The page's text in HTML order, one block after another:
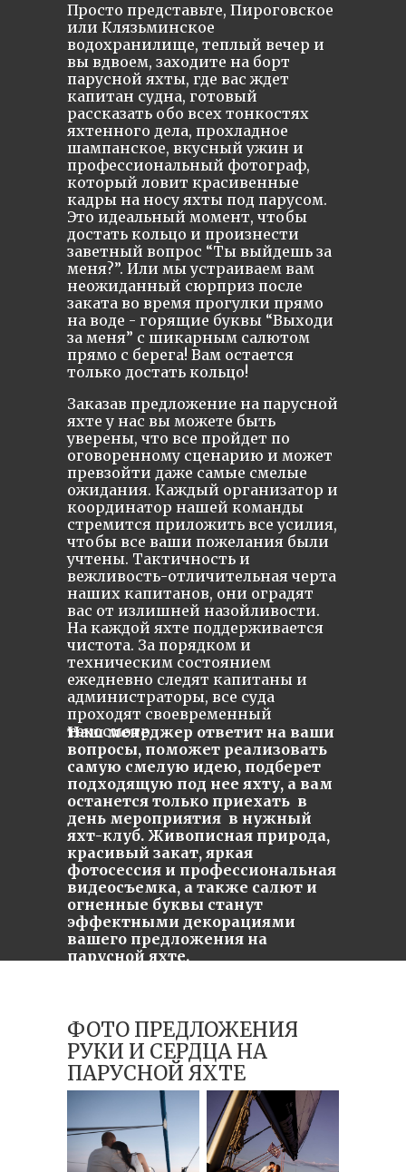
Просто представьте, Пироговское
или Клязьминское
водохранилище, теплый вечер и
вы вдвоем, заходите на борт
парусной яхты, где вас ждет
капитан судна, готовый
рассказать обо всех тонкостях
яхтенного дела, прохладное
шампанское, вкусный ужин и
профессиональный фотограф,
который ловит красивенные
кадры на носу яхты под парусом.
Это идеальный момент, чтобы
достать кольцо и произнести
заветный вопрос “Ты выйдешь за
меня?”. Или мы устраиваем вам
неожиданный сюрприз после
заката во время прогулки прямо
на воде - горящие буквы “Выходи
за меня” с шикарным салютом
прямо с берега! Вам остается
только достать кольцо!
Заказав предложение на парусной
яхте у нас вы можете быть
уверены, что все пройдет по
оговоренному сценарию и может
превзойти даже самые смелые
ожидания. Каждый организатор и
координатор нашей команды
стремится приложить все усилия,
чтобы все ваши пожелания были
учтены. Тактичность и
вежливость-отличительная черта
наших капитанов, они оградят
вас от излишней назойливости.
На каждой яхте поддерживается
чистота. За порядком и
техническим состоянием
ежедневно следят капитаны и
администраторы, все суда
проходят своевременный
техосмотр.
Наш менеджер ответит на ваши
вопросы, поможет реализовать
самую смелую идею, подберет
подходящую под нее яхту, а вам
останется только приехать в
день мероприятия в нужный
яхт-клуб. Живописная природа,
красивый закат, яркая
фотосессия и профессиональная
видеосъемка, а также салют и
огненные буквы станут
эффектными декорациями
вашего предложения на
парусной яхте.
ФОТО ПРЕДЛОЖЕНИЯ
РУКИ И СЕРДЦА НА
ПАРУСНОЙ ЯХТЕ